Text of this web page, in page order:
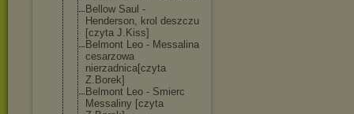
Bellow Saul -
Henderson, krol deszczu
[czyta J.Kiss]
Belmont Leo - Messalina
cesarzowa
nierzadnica[czyta
Z.Borek]
Belmont Leo - Smierc
Messaliny [czyta